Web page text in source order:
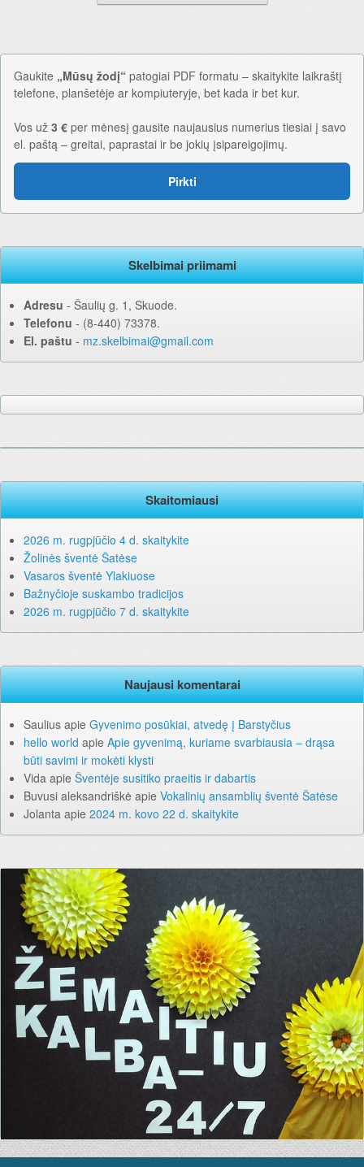
Gaukite „Mūsų žodį“ patogiai PDF formatu – skaitykite laikraštį
telefone, planšetėje ar kompiuteryje, bet kada ir bet kur.
Vos už 3 € per mėnesį gausite naujausius numerius tiesiai į savo
el. paštą – greitai, paprastai ir be jokių įsipareigojimų.
Pirkti
Skelbimai priimami
Adresu ‐ Šaulių g. 1, Skuode.
Telefonu ‐ (8-440) 73378.
El. paštu ‐ mz.skelbimai@gmail.com
Skaitomiausi
2026 m. rugpjūčio 4 d. skaitykite
Žolinės šventė Šatėse
Vasaros šventė Ylakiuose
Bažnyčioje suskambo tradicijos
2026 m. rugpjūčio 7 d. skaitykite
Naujausi komentarai
Saulius apie Gyvenimo posūkiai, atvedę į Barstyčius
hello world apie Apie gyvenimą, kuriame svarbiausia – drąsa
būti savimi ir mokėti klysti
Vida apie Šventėje susitiko praeitis ir dabartis
Buvusi aleksandriškė apie Vokalinių ansamblių šventė Šatėse
Jolanta apie 2024 m. kovo 22 d. skaitykite